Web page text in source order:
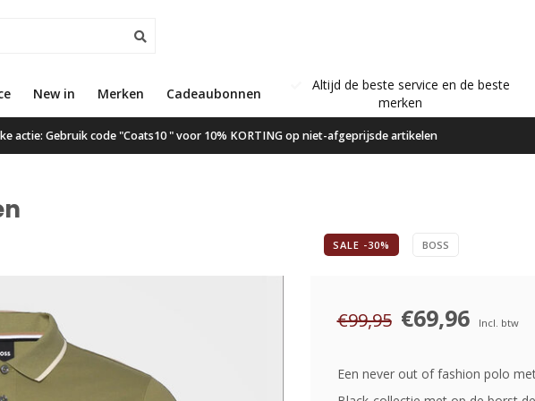
New in Merken Cadeaubonnen
Gratis verzending vanaf €50,00
Altijd de beste service en de beste
merken
actie: Gebruik code "Coats10 " voor 10% KORTING op niet-afgeprijsde artikelen
SALE -30% BOSS
€99,95 €69,96 Incl. btw
Een never out of fashion polo